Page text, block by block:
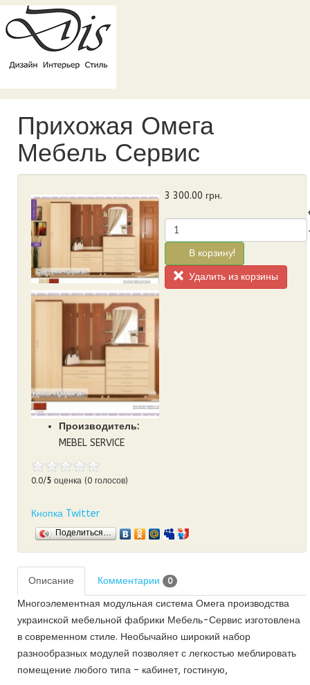
Прихожая Омега
Мебель Сервис
Производитель:
MEBEL SERVICE
0.0/5 оценка (0 голосов)
3 300.00 грн.
В корзину!
Удалить из корзины
Кнопка Twitter
Поделиться…
Описание Комментарии 0
Многоэлементная модульная система Омега производства
украинской мебельной фабрики Мебель-Сервис изготовлена
в современном стиле. Необычайно широкий набор
разнообразных модулей позволяет с легкостью меблировать
помещение любого типа – кабинет, гостиную,